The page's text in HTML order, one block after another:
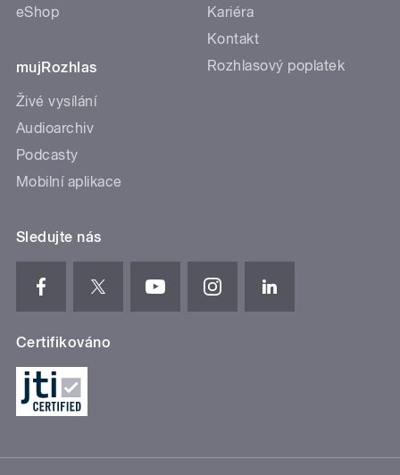
eShop
mujRozhlas
Živé vysílání
Audioarchiv
Podcasty
Mobilní aplikace
Kariéra
Kontakt
Rozhlasový poplatek
Sledujte nás
Certifikováno